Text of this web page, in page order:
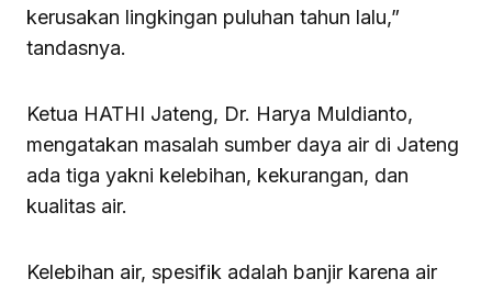
kerusakan lingkingan puluhan tahun lalu,”
tandasnya.
Ketua HATHI Jateng, Dr. Harya Muldianto,
mengatakan masalah sumber daya air di Jateng
ada tiga yakni kelebihan, kekurangan, dan
kualitas air.
Kelebihan air, spesifik adalah banjir karena air